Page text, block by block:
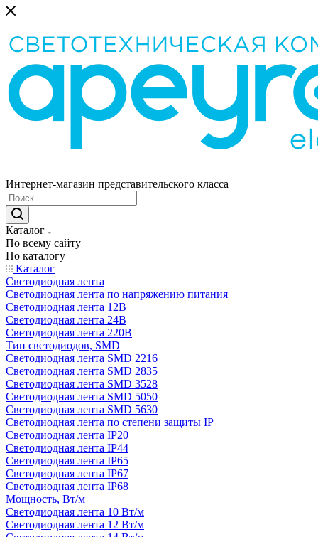
Интернет-магазин представительского класса
Каталог
По всему сайту
По каталогу
Каталог
Светодиодная лента
Светодиодная лента по напряжению питания
Светодиодная лента 12В
Светодиодная лента 24В
Светодиодная лента 220В
Тип светодиодов, SMD
Cветодиодная лента SMD 2216
Светодиодная лента SMD 2835
Светодиодная лента SMD 3528
Светодиодная лента SMD 5050
Светодиодная лента SMD 5630
Светодиодная лента по степени защиты IP
Светодиодная лента IP20
Светодиодная лента IP44
Светодиодная лента IP65
Светодиодная лента IP67
Светодиодная лента IP68
Мощность, Вт/м
Светодиодная лента 10 Вт/м
Светодиодная лента 12 Вт/м